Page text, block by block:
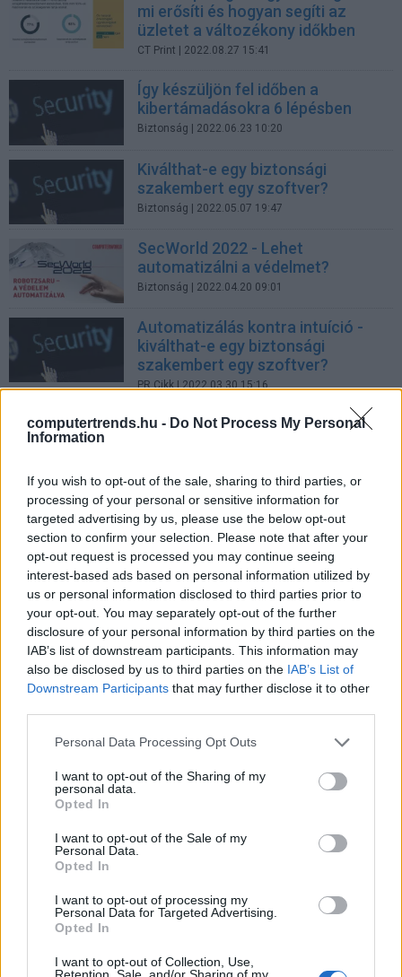
computertrends.hu - Do Not Process My Personal
Information
If you wish to opt-out of the sale, sharing to third parties, or
processing of your personal or sensitive information for
targeted advertising by us, please use the below opt-out
section to confirm your selection. Please note that after your
opt-out request is processed you may continue seeing
interest-based ads based on personal information utilized by
us or personal information disclosed to third parties prior to
your opt-out. You may separately opt-out of the further
disclosure of your personal information by third parties on the
IAB’s list of downstream participants. This information may
also be disclosed by us to third parties on the IAB’s List of
Downstream Participants that may further disclose it to other
Please note that this website/app uses one or more Google
not limited to your visit or usage behaviour. You may click to
grant or deny consent to Google and its third-party tags to
use your data for below specified purposes in below Google
consent section.
Personal Data Processing Opt Outs
I want to opt-out of the Sharing of my
personal data.
Opted In
I want to opt-out of the Sale of my
Personal Data.
Opted In
I want to opt-out of processing my
Personal Data for Targeted Advertising.
Opted In
I want to opt-out of Collection, Use,
Retention, Sale, and/or Sharing of my
mi erősíti és hogyan segíti az
üzletet a változékony időkben
CT Print | 2022.08.27 15:41
Így készüljön fel időben a
kibertámadásokra 6 lépésben
Biztonság | 2022.06.23 10:20
Kiválthat-e egy biztonsági
szakembert egy szoftver?
Biztonság | 2022.05.07 19:47
SecWorld 2022 - Lehet
automatizálni a védelmet?
Biztonság | 2022.04.20 09:01
Automatizálás kontra intuíció -
kiválthat-e egy biztonsági
szakembert egy szoftver?
PR Cikk| 2022.03.30 15:16
Computerworld Lapozó: OTRS -
OTRS - Digitalizációs tippek
startupoknak
PR Cikk| 2022.02.10 08:46
OTRS - A felhő alapú SaaS
elfogadottsága a közszférában
PR Cikk| 2022.01.12 15:11
OTRS: A jövő döntéseit üzleti
intelligencia segíti
Computerworld Café: vendégünk
PR Cikk| 2021.04.14 08:33
ügyfélszolgálatoknak reagálnia